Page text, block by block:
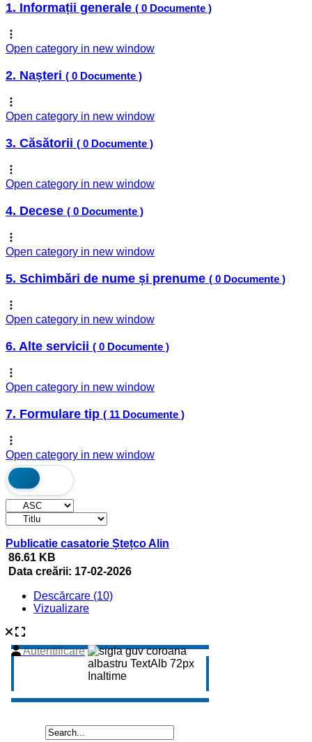
1. Informații generale ( 0 Documente )
Open category in new window
2. Nașteri ( 0 Documente )
Open category in new window
3. Căsătorii ( 0 Documente )
Open category in new window
4. Decese ( 0 Documente )
Open category in new window
5. Schimbări de nume și prenume ( 0 Documente )
Open category in new window
6. Alte servicii ( 0 Documente )
Open category in new window
7. Formulare tip ( 11 Documente )
Open category in new window
Publicatie casatorie Ștețco Alin
86.61 KB
Data creării: 17-02-2026
Descărcare (10)
Vizualizare